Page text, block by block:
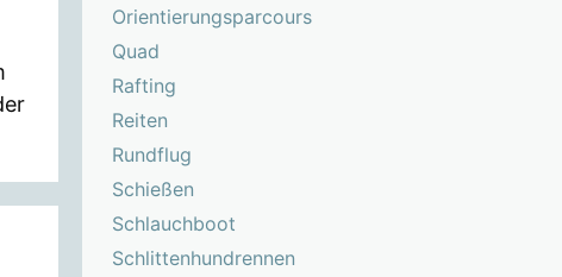
Orientierungsparcours
Quad
Rafting
Reiten
Rundflug
Schießen
Schlauchboot
Schlittenhundrennen